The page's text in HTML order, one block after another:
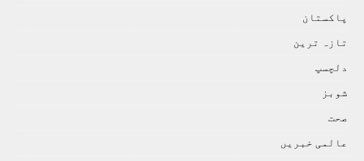
پاکستان
تازہ ترين
دلچسپ
شوبز
صحت
عالمی خبريں